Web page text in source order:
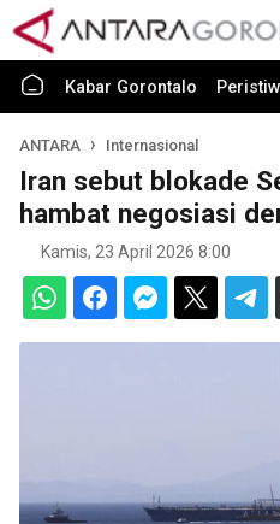
Kabar Gorontalo
ANTARA Internasional
Iran sebut blokade
hambat negosiasi
Kamis, 23 April 2026 8:00